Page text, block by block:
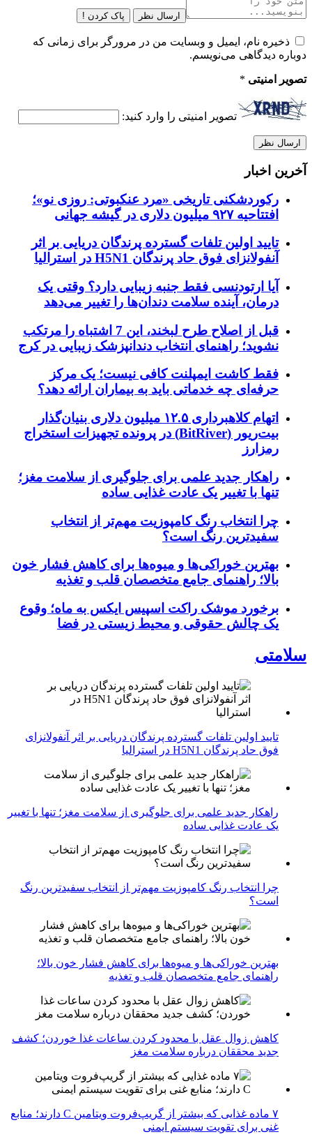
ارسال نظر پاک کردن !
ذخیره نام، ایمیل و وبسایت من در مرورگر برای زمانی که
دوباره دیدگاهی می‌نویسم.
تصویر امنیتی *
تصویر امنیتی را وارد کنید:
آخرین اخبار
رکوردشکنی تاریخی «مرد عنکبوتی: روزی نو»؛
افتتاحیه ۹۲۷ میلیون دلاری در گیشه جهانی
تایید اولین تلفات گسترده پرندگان دریایی بر اثر
آنفولانزای فوق حاد پرندگان H5N1 در استرالیا
آیا ارتودنسی فقط جنبه زیبایی دارد؟ وقتی یک
درمان، آینده سلامت دندان‌ها را تغییر می‌دهد
قبل از اصلاح طرح لبخند، این 7 اشتباه را مرتکب
نشوید؛ راهنمای انتخاب دندانپزشک زیبایی در کرج
فقط کاشت ایمپلنت کافی نیست؛ یک مرکز
حرفه‌ای چه خدماتی باید به بیماران ارائه دهد؟
اتهام کلاهبرداری ۱۲.۵ میلیون دلاری بنیان‌گذار
بیت‌ریور (BitRiver) در پرونده تجهیزات استخراج
رمزارز
راهکار جدید علمی برای جلوگیری از سلامت مغز؛
تنها با تغییر یک عادت غذایی ساده
چرا انتخاب رنگ کامپوزیت مهم‌تر از انتخاب
سفیدترین رنگ است؟
بهترین خوراکی‌ها و میوه‌ها برای کاهش فشار خون
بالا؛ راهنمای جامع متخصصان قلب و تغذیه
برخورد موشک راکت اسپیس ایکس به ماه؛ وقوع
یک چالش حقوقی و محیط زیستی در فضا
سلامتی
تایید اولین تلفات گسترده پرندگان دریایی بر اثر آنفولانزای
فوق حاد پرندگان H5N1 در استرالیا
راهکار جدید علمی برای جلوگیری از سلامت مغز؛ تنها با تغییر
یک عادت غذایی ساده
چرا انتخاب رنگ کامپوزیت مهم‌تر از انتخاب سفیدترین رنگ
است؟
بهترین خوراکی‌ها و میوه‌ها برای کاهش فشار خون بالا؛
راهنمای جامع متخصصان قلب و تغذیه
کاهش زوال عقل با محدود کردن ساعات غذا خوردن؛ کشف
جدید محققان درباره سلامت مغز
۷ ماده غذایی که بیشتر از گریپ‌فروت ویتامین C دارند؛ منابع
غنی برای تقویت سیستم ایمنی